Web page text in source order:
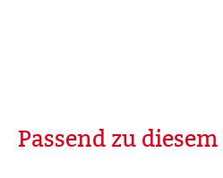
Produktgalerie überspringen
Passend zu